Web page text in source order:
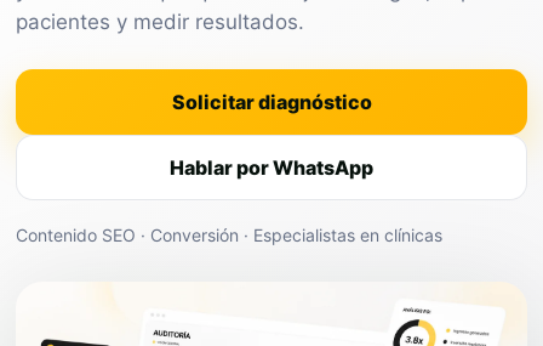
pacientes y medir resultados.
Solicitar diagnóstico
Hablar por WhatsApp
Contenido SEO · Conversión · Especialistas en clínicas